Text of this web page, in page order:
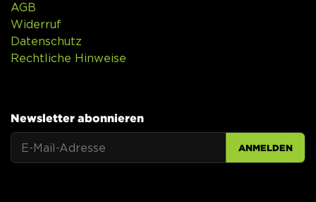
AGB
Widerruf
Datenschutz
Rechtliche Hinweise
Newsletter abonnieren
ANMELDEN